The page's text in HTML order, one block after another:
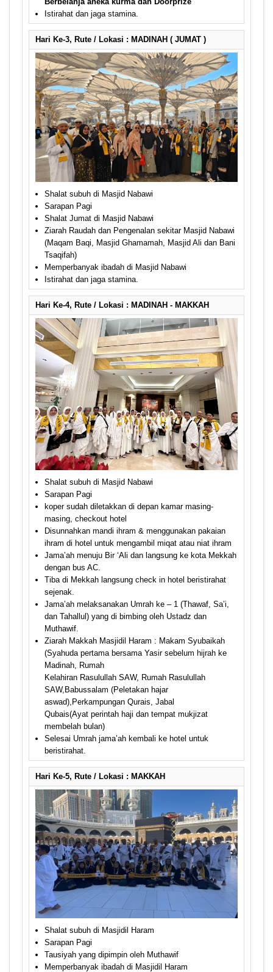
Istirahat dan jaga stamina.
Hari Ke-3, Rute / Lokasi : MADINAH ( JUMAT )
Shalat subuh di Masjid Nabawi
Sarapan Pagi
Shalat Jumat di Masjid Nabawi
Ziarah Raudah dan Pengenalan sekitar Masjid Nabawi
(Maqam Baqi, Masjid Ghamamah, Masjid Ali dan Bani
Tsaqifah)
Memperbanyak ibadah di Masjid Nabawi
Istirahat dan jaga stamina.
Hari Ke-4, Rute / Lokasi : MADINAH - MAKKAH
Shalat subuh di Masjid Nabawi
Sarapan Pagi
koper sudah diletakkan di depan kamar masing-
masing, checkout hotel
Disunnahkan mandi ihram & menggunakan pakaian
ihram di hotel untuk mengambil miqat atau niat ihram
Jama’ah menuju Bir ‘Ali dan langsung ke kota Mekkah
dengan bus AC.
Tiba di Mekkah langsung check in hotel beristirahat
sejenak.
Jama’ah melaksanakan Umrah ke – 1 (Thawaf, Sa’i,
dan Tahallul) yang di bimbing oleh Ustadz dan
Muthawif.
Ziarah Makkah Masjidil Haram : Makam Syubaikah
(Syahuda pertama bersama Yasir sebelum hijrah ke
Madinah, Rumah
Kelahiran Rasulullah SAW, Rumah Rasulullah
SAW,Babussalam (Peletakan hajar
aswad),Perkampungan Qurais, Jabal
Qubais(Ayat perintah haji dan tempat mukjizat
membelah bulan)
Selesai Umrah jama’ah kembali ke hotel untuk
beristirahat.
Hari Ke-5, Rute / Lokasi : MAKKAH
Shalat subuh di Masjidil Haram
Sarapan Pagi
Tausiyah yang dipimpin oleh Muthawif
Memperbanyak ibadah di Masjidil Haram